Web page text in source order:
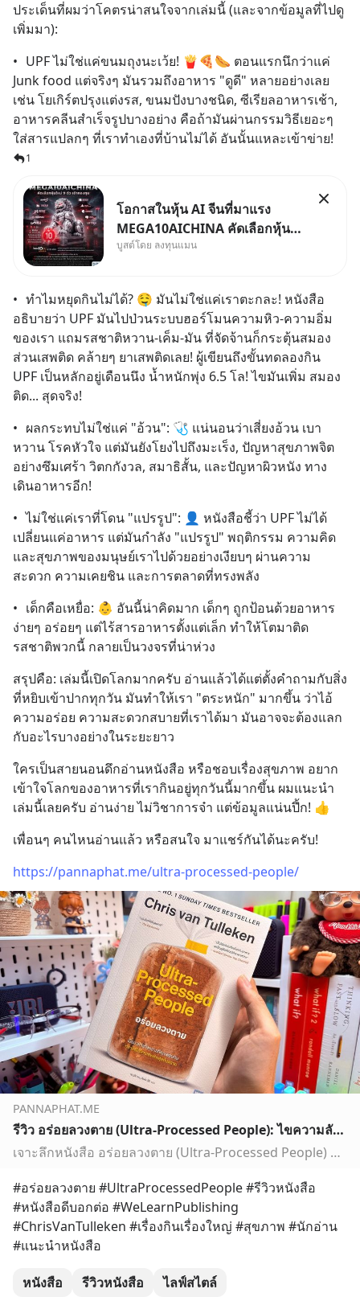
ประเด็นที่ผมว่าโคตรน่าสนใจจากเล่มนี้ (และจากข้อมูลที่ไปดู
เพิ่มมา):
•	UPF ไม่ใช่แค่ขนมถุงนะเว้ย! 🍟🍕🌭 ตอนแรกนึกว่าแค่
Junk food แต่จริงๆ มันรวมถึงอาหาร "ดูดี" หลายอย่างเลย
เช่น โยเกิร์ตปรุงแต่งรส, ขนมปังบางชนิด, ซีเรียลอาหารเช้า,
อาหารคลีนสำเร็จรูปบางอย่าง คือถ้ามันผ่านกรรมวิธีเยอะๆ
ใส่สารแปลกๆ ที่เราทำเองที่บ้านไม่ได้ อันนั้นแหละเข้าข่าย!
1
โอกาสในหุ้น AI จีนที่มาแรง
MEGA10AICHINA คัดเลือกหุ้น
ใหม่ 9 ตัว เข้ากองทุน.. ครอบคลุม
50% ค่าธรรมเนียมซื้อ | ยอด 2
ล้านบาทขึ้นไป ฟรีค่าธรร
บูสต์โดย ลงทุนแมน
•	ทำไมหยุดกินไม่ได้? 🤤 มันไม่ใช่แค่เราตะกละ! หนังสือ
อธิบายว่า UPF มันไปป่วนระบบฮอร์โมนความหิว-ความอิ่ม
ของเรา แถมรสชาติหวาน-เค็ม-มัน ที่จัดจ้านก็กระตุ้นสมอง
ส่วนเสพติด คล้ายๆ ยาเสพติดเลย! ผู้เขียนถึงขั้นทดลองกิน
UPF เป็นหลักอยู่เดือนนึง น้ำหนักพุ่ง 6.5 โล! ไขมันเพิ่ม สมอง
ติด... สุดจริง!
•	ผลกระทบไม่ใช่แค่ "อ้วน": 🩺 แน่นอนว่าเสี่ยงอ้วน เบา
หวาน โรคหัวใจ แต่มันยังโยงไปถึงมะเร็ง, ปัญหาสุขภาพจิต
อย่างซึมเศร้า วิตกกังวล, สมาธิสั้น, และปัญหาผิวหนัง ทาง
เดินอาหารอีก!
•	ไม่ใช่แค่เราที่โดน "แปรรูป": 👤 หนังสือชี้ว่า UPF ไม่ได้
เปลี่ยนแค่อาหาร แต่มันกำลัง "แปรรูป" พฤติกรรม ความคิด
และสุขภาพของมนุษย์เราไปด้วยอย่างเงียบๆ ผ่านความ
สะดวก ความเคยชิน และการตลาดที่ทรงพลัง
•	เด็กคือเหยื่อ: 👶 อันนี้น่าคิดมาก เด็กๆ ถูกป้อนด้วยอาหาร
ง่ายๆ อร่อยๆ แต่ไร้สารอาหารตั้งแต่เล็ก ทำให้โตมาติด
รสชาติพวกนี้ กลายเป็นวงจรที่น่าห่วง
สรุปคือ: เล่มนี้เปิดโลกมากครับ อ่านแล้วได้แต่ตั้งคำถามกับสิ่ง
ที่หยิบเข้าปากทุกวัน มันทำให้เรา "ตระหนัก" มากขึ้น ว่าไอ้
ความอร่อย ความสะดวกสบายที่เราได้มา มันอาจจะต้องแลก
กับอะไรบางอย่างในระยะยาว
ใครเป็นสายนอนดึกอ่านหนังสือ หรือชอบเรื่องสุขภาพ อยาก
เข้าใจโลกของอาหารที่เรากินอยู่ทุกวันนี้มากขึ้น ผมแนะนำ
เล่มนี้เลยครับ อ่านง่าย ไม่วิชาการจ๋า แต่ข้อมูลแน่นปึ้ก! 👍
เพื่อนๆ คนไหนอ่านแล้ว หรือสนใจ มาแชร์กันได้นะครับ!
https://pannaphat.me/ultra-processed-people/
PANNAPHAT.ME
รีวิว อร่อยลวงตาย (Ultra-Processed People): ไขความลับอาหารแปรรูปที่คุณอาจไม่เคยรู้ | krapalm หนังสือซื้อแล้วอ่านด้วย
เจาะลึกหนังสือ อร่อยลวงตาย (Ultra-Processed People) พร้อมสรุปประเด็นน่าคิด ทำความเข้าใจอาหารแปรรูปสูง (UPF) ผลกระทบ และวิธีรับมือ เพื่อสุขภาพที่ดีขึ้น
#อร่อยลวงตาย #UltraProcessedPeople #รีวิวหนังสือ
#หนังสือดีบอกต่อ #WeLearnPublishing
#ChrisVanTulleken #เรื่องกินเรื่องใหญ่ #สุขภาพ #นักอ่าน
#แนะนำหนังสือ
หนังสือ รีวิวหนังสือ ไลฟ์สไตล์